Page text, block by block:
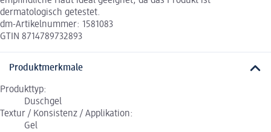
dermatologisch getestet.
dm-Artikelnummer: 1581083
GTIN 8714789732893
Produktmerkmale
Produkttyp:
Duschgel
Textur / Konsistenz / Applikation:
Gel